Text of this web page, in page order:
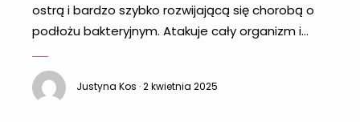
ostrą i bardzo szybko rozwijającą się chorobą o
podłożu bakteryjnym. Atakuje cały organizm i
doprowadzić nawet do śmierci. Szczególnie
narażone na zespół wstrząsu toksycznego są
Justyna Kos · 2 kwietnia 2025